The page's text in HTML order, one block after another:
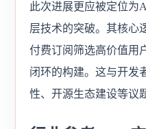
此次进展更应被定位为
层技术的突破。其核
付费订阅筛选高价值用
闭环的构建。这与开发
性、开源生态建设等议